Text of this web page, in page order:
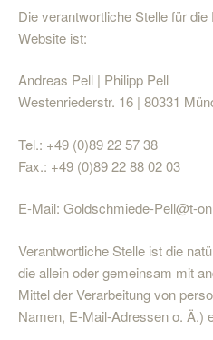
Die verantwortliche Stelle für
Website ist:
Andreas Pell | Philipp Pell
Westenriederstr. 16 | 80331
Tel.: +49 (0)89 22 57 38
Fax.: +49 (0)89 22 88 02 03
E-Mail: Goldschmiede-Pell@t-
Verantwortliche Stelle ist die
die allein oder gemeinsam mit
Mittel der Verarbeitung von
Namen, E-Mail-Adressen o. Ä.)